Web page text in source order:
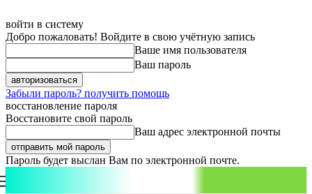
войти в систему
Добро пожаловать! Войдите в свою учётную запись
Ваше имя пользователя
Ваш пароль
Забыли пароль? получить помощь
восстановление пароля
Восстановите свой пароль
Ваш адрес электронной почты
Пароль будет выслан Вам по электронной почте.